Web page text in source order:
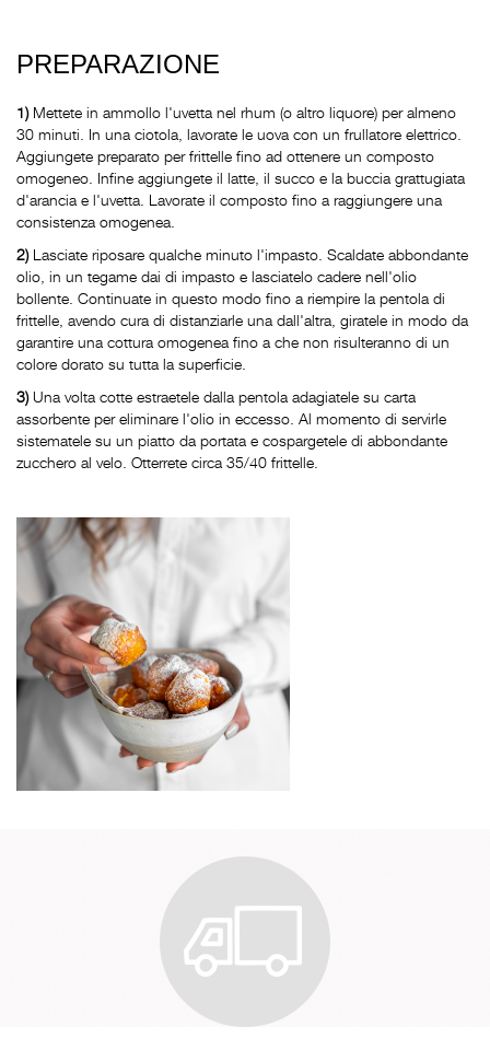
PREPARAZIONE
1) Mettete in ammollo l'uvetta nel rhum (o altro liquore) per almeno
30 minuti. In una ciotola, lavorate le uova con un frullatore elettrico.
Aggiungete preparato per frittelle fino ad ottenere un composto
omogeneo. Infine aggiungete il latte, il succo e la buccia grattugiata
d'arancia e l'uvetta. Lavorate il composto fino a raggiungere una
consistenza omogenea.
2) Lasciate riposare qualche minuto l'impasto. Scaldate abbondante
olio, in un tegame dai di impasto e lasciatelo cadere nell'olio
bollente. Continuate in questo modo fino a riempire la pentola di
frittelle, avendo cura di distanziarle una dall'altra, giratele in modo da
garantire una cottura omogenea fino a che non risulteranno di un
colore dorato su tutta la superficie.
3) Una volta cotte estraetele dalla pentola adagiatele su carta
assorbente per eliminare l'olio in eccesso. Al momento di servirle
sistematele su un piatto da portata e cospargetele di abbondante
zucchero al velo. Otterrete circa 35/40 frittelle.